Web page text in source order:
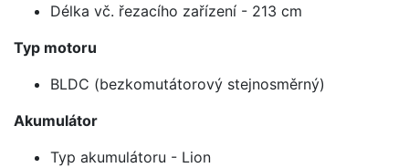
Délka vč. řezacího zařízení - 213 cm
Typ motoru
BLDC (bezkomutátorový stejnosměrný)
Akumulátor
Typ akumulátoru - Lion